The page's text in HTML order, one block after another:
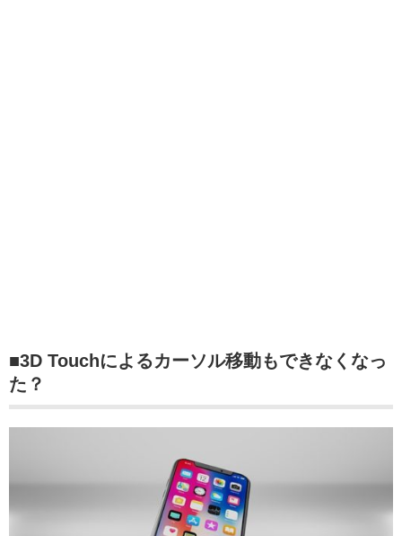
■3D Touchによるカーソル移動もできなくなっ
た？